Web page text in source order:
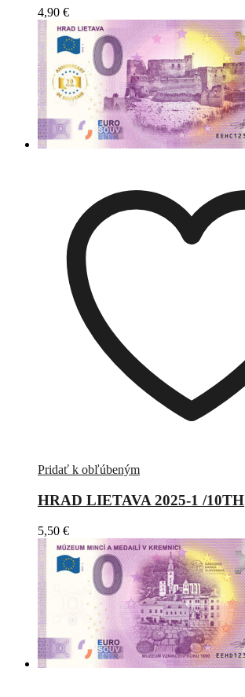
4,90 €
Pridať k obľúbeným
HRAD LIETAVA 2025-1 /10TH
5,50 €